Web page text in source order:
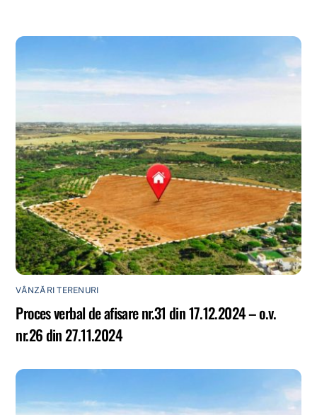
VÂNZĂRI TERENURI
Proces verbal de afisare nr.31 din 17.12.2024 – o.v.
nr.26 din 27.11.2024